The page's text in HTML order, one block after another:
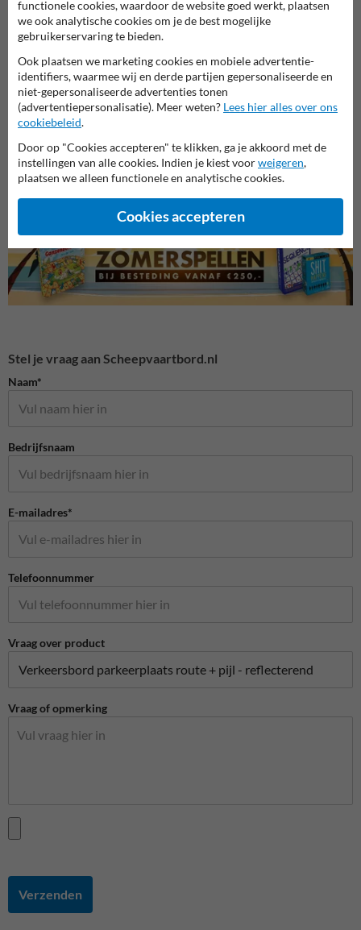
Parkeerroute borden
Stel je vraag aan Scheepvaartbord.nl
Naam*
Bedrijfsnaam
E-mailadres*
Telefoonnummer
Vraag over product
Vraag of opmerking
Verzenden
functionele cookies, waardoor de website goed werkt, plaatsen
we ook analytische cookies om je de best mogelijke
gebruikerservaring te bieden.
Ook plaatsen we marketing cookies en mobiele advertentie-
identifiers, waarmee wij en derde partijen gepersonaliseerde en
niet-gepersonaliseerde advertenties tonen
(advertentiepersonalisatie). Meer weten? Lees hier alles over ons
cookiebeleid.
Door op "Cookies accepteren" te klikken, ga je akkoord met de
instellingen van alle cookies. Indien je kiest voorweigeren,
plaatsen we alleen functionele en analytische cookies.
Cookies accepteren